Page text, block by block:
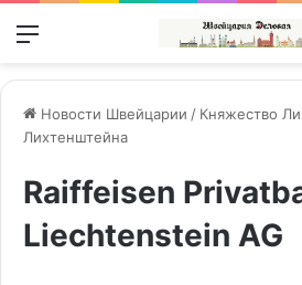
Меню
Новости Швейцарии / Княжество
Лихтенштейна
Raiffeisen
Liechtenstein AG